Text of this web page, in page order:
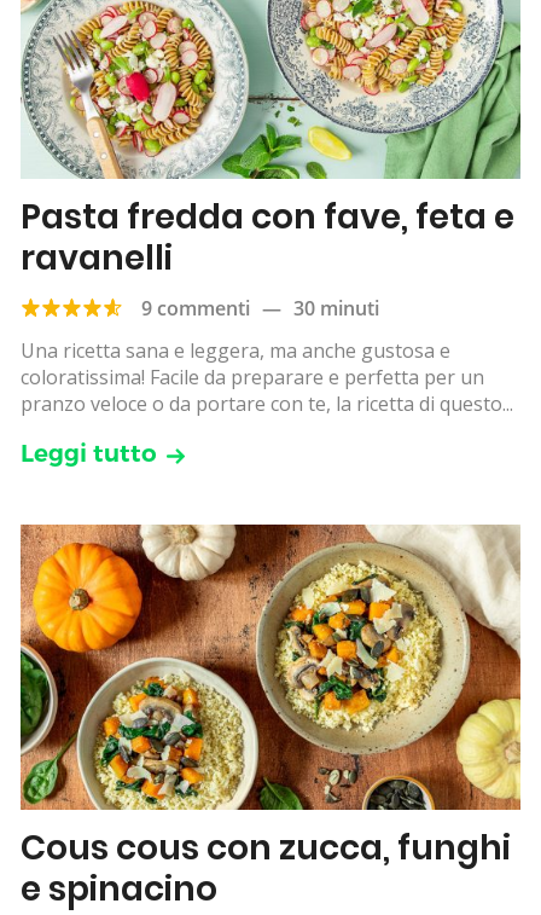
Pasta fredda con fave, feta e
ravanelli
9 commenti — 30 minuti
Una ricetta sana e leggera, ma anche gustosa e
coloratissima! Facile da preparare e perfetta per un
pranzo veloce o da portare con te, la ricetta di questo...
Leggi tutto
Cous cous con zucca, funghi
e spinacino